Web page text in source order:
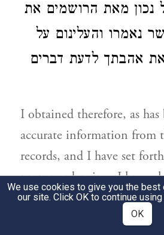
נכון מאת הרושמים את
נאמרו והעלינום על
אהבתך לדעת דברים
I obtained therefore, as has
accurate information from
records, and I have set
proper order since I know
are to obtain useful
We use cookies to give you the
our site. Click OK to continue using
OK